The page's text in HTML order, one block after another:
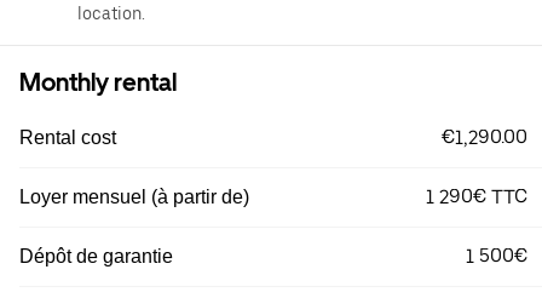
location.
Monthly rental
Rental cost €1,290.00
Loyer mensuel (à partir de) 1 290€ TTC
Dépôt de garantie 1 500€